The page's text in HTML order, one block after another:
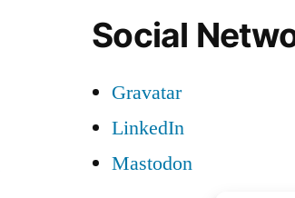
Social
Gravatar
LinkedIn
Mastodon